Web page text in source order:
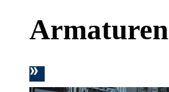
Armaturen